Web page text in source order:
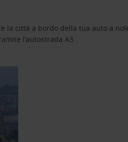
città a bordo della tua auto a
l’autostrada A3.